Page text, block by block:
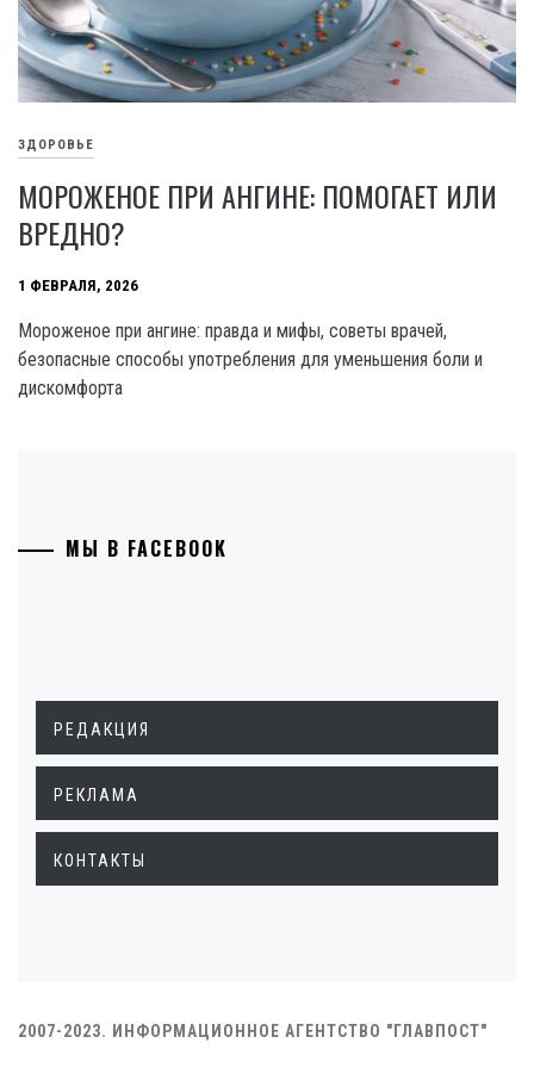
ЗДОРОВЬЕ
МОРОЖЕНОЕ ПРИ АНГИНЕ: ПОМОГАЕТ ИЛИ
ВРЕДНО?
1 ФЕВРАЛЯ, 2026
Мороженое при ангине: правда и мифы, советы врачей,
безопасные способы употребления для уменьшения боли и
дискомфорта
МЫ В FACEBOOK
РЕДАКЦИЯ
РЕКЛАМА
КОНТАКТЫ
2007-2023. ИНФОРМАЦИОННОЕ АГЕНТСТВО "ГЛАВПОСТ"